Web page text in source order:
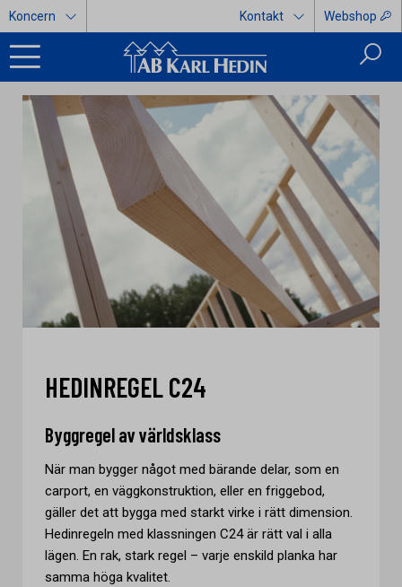
Koncern Kontakt Webshop
HEDINREGEL C24
Byggregel av världsklass
När man bygger något med bärande delar, som en
carport, en väggkonstruktion, eller en friggebod,
gäller det att bygga med starkt virke i rätt dimension.
Hedinregeln med klassningen C24 är rätt val i alla
lägen. En rak, stark regel – varje enskild planka har
samma höga kvalitet.